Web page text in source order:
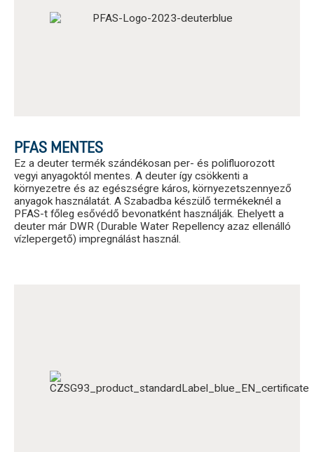
PFAS MENTES
Ez a deuter termék szándékosan per- és polifluorozott
vegyi anyagoktól mentes. A deuter így csökkenti a
környezetre és az egészségre káros, környezetszennyező
anyagok használatát. A Szabadba készülő termékeknél a
PFAS-t főleg esővédő bevonatként használják. Ehelyett a
deuter már DWR (Durable Water Repellency azaz ellenálló
vízlepergető) impregnálást használ.